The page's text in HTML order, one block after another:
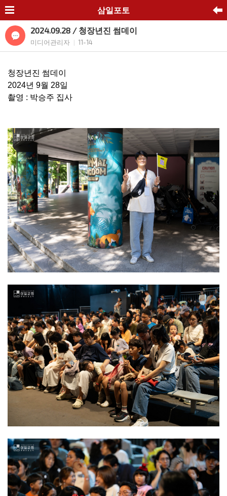
삼일포토
2024.09.28 / 청장년진 썸데이
미디어관리자 11-14
청장년진 썸데이
2024년 9월 28일
촬영 : 박승주 집사